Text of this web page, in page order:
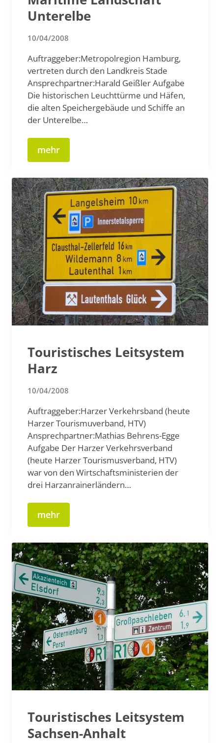
Unterelbe
10/04/2008
Auftraggeber:Metropolregion Hamburg,
vertreten durch den Landkreis Stade
Ansprechpartner:Harald Geißler Aufgabe
Die historischen Leuchttürme und Häfen,
die alten Speichergebäude und Schiffe an
der Unterelbe…
mehr
Touristisches Leitsystem
Harz
10/04/2008
Auftraggeber:Harzer Verkehrsband (heute
Harzer Tourismuverband, HTV)
Ansprechpartner:Mathias Behrens-Egge
Aufgabe Der Harzer Verkehrsverband
(heute Harzer Tourismusverband, HTV)
war von den Wirtschaftsministerien der
drei Harzanrainerländern…
mehr
Touristisches Leitsystem
Sachsen-Anhalt